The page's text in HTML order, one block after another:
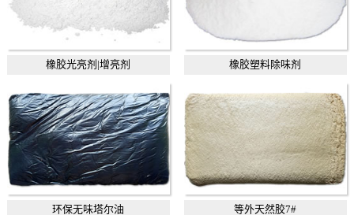
橡胶光亮剂|增亮剂 橡胶塑料除味剂
环保无味塔尔油 等外天然胶7#